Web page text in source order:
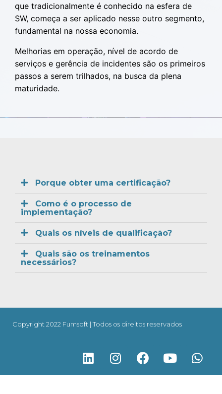
que tradicionalmente é conhecido na esfera de
SW, começa a ser aplicado nesse outro segmento,
fundamental na nossa economia.
Melhorias em operação, nível de acordo de
serviços e gerência de incidentes são os primeiros
passos a serem trilhados, na busca da plena
maturidade.
Porque obter uma certificação?
Como é o processo de
implementação?
Quais os níveis de qualificação?
Quais são os treinamentos
necessários?
Copyright 2022 Fumsoft | Todos os direitos reservados